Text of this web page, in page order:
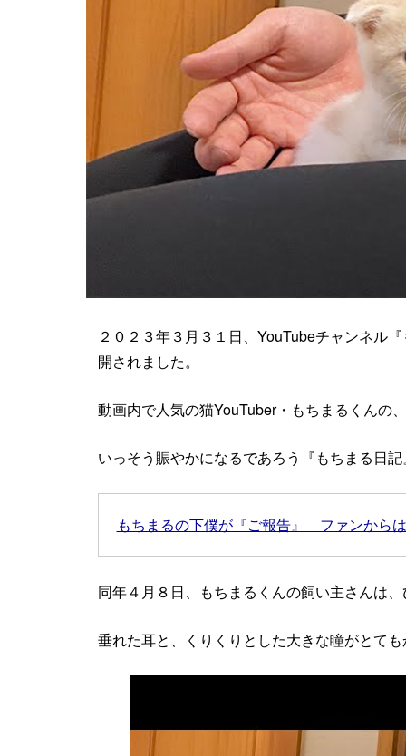
２０２３年３月３１日、YouTubeチャンネル
開されました。
動画内で人気の猫YouTuber・もちまるくんの
いっそう賑やかになるであろう『もちまる日
もちまるの下僕が『ご報告』 ファンから
同年４月８日、もちまるくんの飼い主さんは
垂れた耳と、くりくりとした大きな瞳がとて